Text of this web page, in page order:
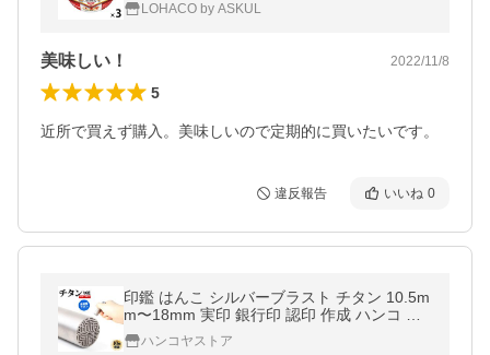
LOHACO by ASKUL
美味しい！ 2022/11/8
5
近所で買えず購入。美味しいので定期的に買いたいです。
違反報告 いいね 0
印鑑 はんこ シルバーブラスト チタン 10.5m
m〜18mm 実印 銀行印 認印 作成 ハンコ 個
人印鑑 印鑑セット ポイント消化
ハンコヤストア